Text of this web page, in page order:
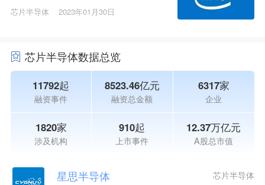
芯片半导体 2023年01月30日
芯片半导体数据总览
11792起
融资事件
8523.46亿元
融资总金额
6317家
企业
1820家
涉及机构
910起
上市事件
12.37万亿元
A股总市值
星思半导体 芯片半导体